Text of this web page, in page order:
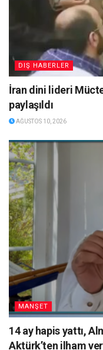
DIŞ HABERLER
İran dini lideri
paylaşıldı
AĞUSTOS 10, 2026
MANŞET
14 ay hapis yattı,
Aktürk’ten ilham